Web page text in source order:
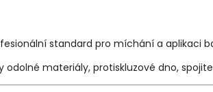
standard pro míchání a aplikaci
odolné materiály, protiskluzové dno,